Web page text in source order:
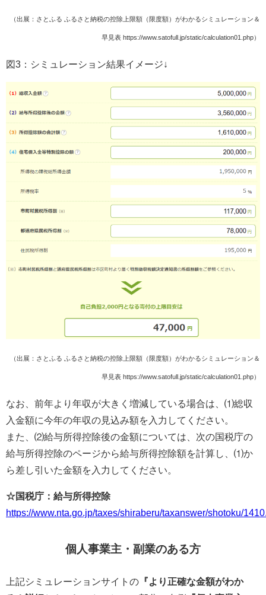
（出展：さとふる ふるさと納税の控除上限額（限度額）がわかるシミュレーション＆
早見表 https://www.satofull.jp/static/calculation01.php）
図3：シミュレーション結果イメージ↓
（出展：さとふる ふるさと納税の控除上限額（限度額）がわかるシミュレーション＆
早見表 https://www.satofull.jp/static/calculation01.php）
なお、前年より年収が大きく増減している場合は、⑴総収
入金額に今年の年収の見込み額を入力してください。
また、⑵給与所得控除後の金額については、次の国税庁の
給与所得控除のページから給与所得控除額を計算し、⑴か
ら差し引いた金額を入力してください。
☆国税庁：給与所得控除
https://www.nta.go.jp/taxes/shiraberu/taxanswer/shotoku/
個人事業主・副業のある方
上記シミュレーションサイトの 『より正確な金額がわか